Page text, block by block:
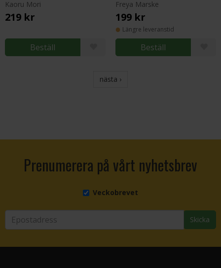
Kaoru Mori
219 kr
Beställ
Freya Marske
199 kr
Längre leveranstid
Beställ
nästa ›
Prenumerera på vårt nyhetsbrev
Veckobrevet
Skicka